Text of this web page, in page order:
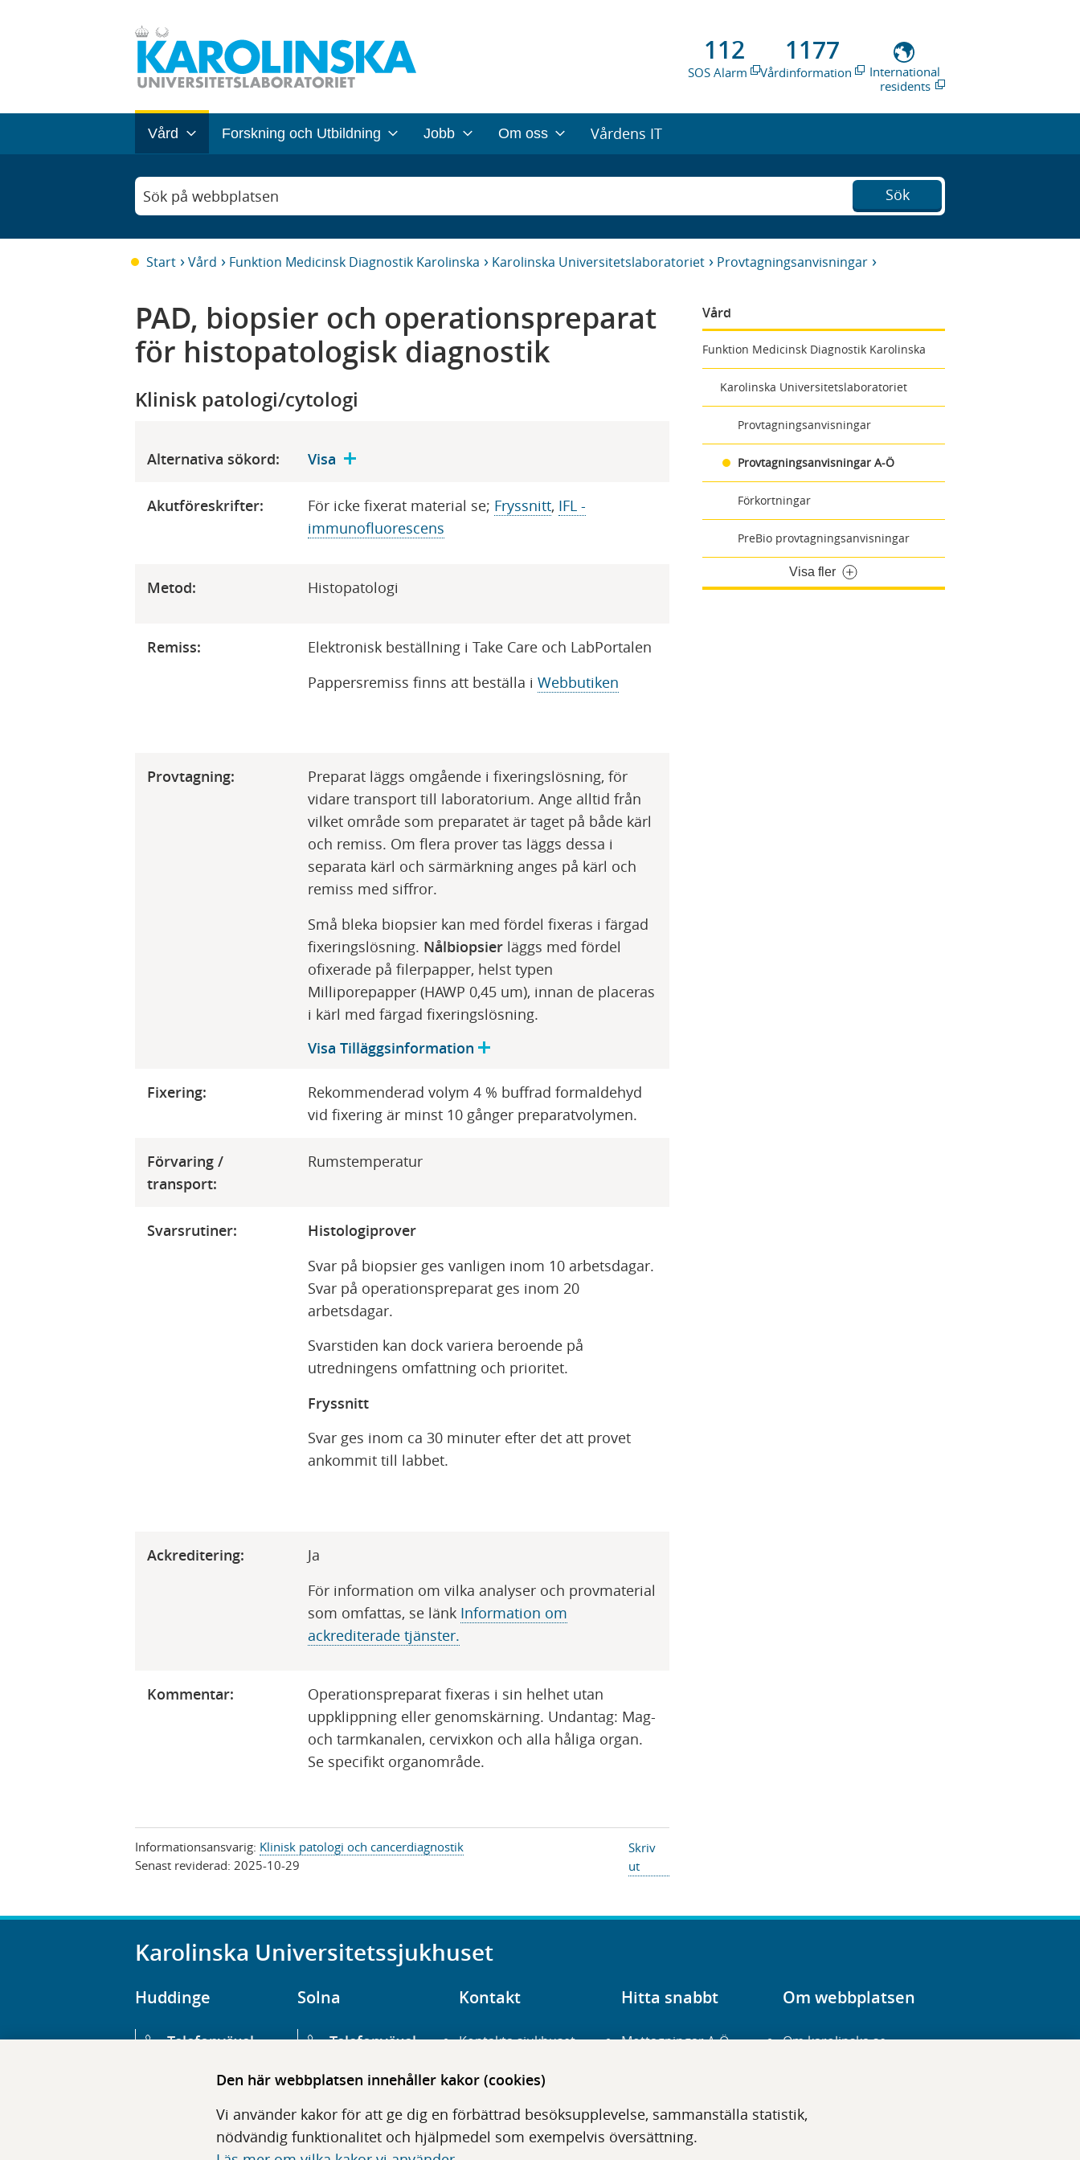
Den här webbplatsen innehåller kakor (cookies)
Vi använder kakor för att ge dig en förbättrad besöksupplevelse, sammanställa statistik,
nödvändig funktionalitet och hjälpmedel som exempelvis översättning.
112
SOS Alarm
1177
Vårdinformation
International
residents
Vård Forskning och Utbildning Jobb Om oss Vårdens IT
Sök på webbplatsen Sök
Start Vård Funktion Medicinsk Diagnostik Karolinska Karolinska Universitetslaboratoriet Provtagningsanvisningar
Vård
Funktion Medicinsk Diagnostik Karolinska
Karolinska Universitetslaboratoriet
Provtagningsanvisningar
Provtagningsanvisningar A-Ö
Förkortningar
PreBio provtagningsanvisningar
Visa fler
PAD, biopsier och operationspreparat
för histopatologisk diagnostik
Klinisk patologi/cytologi
Alternativa sökord: Visa
Akutföreskrifter: ​För icke fixerat material se; Fryssnitt​, IFL -
immunofluorescens
Metod: ​Histopatologi
Remiss:
​Elektronisk beställning i Take Care och LabPortalen
Pappersremiss finns att beställa i Webbutiken
Provtagning:
​Preparat läggs omgående i fixeringslösning, för
vidare transport till laboratorium. Ange alltid från
vilket område som preparatet är taget på både kärl
och remiss. Om flera prover tas läggs dessa i
separata kärl och särmärkning anges på kärl och
remiss med siffror.
Små bleka biopsier kan med fördel fixeras i färgad
fixeringslösning. Nålbiopsier läggs med fördel
ofixerade på filerpapper, helst typen
Milliporepapper (HAWP 0,45 um), innan de placeras
i kärl med färgad fixeringslösning.
Visa Tilläggsinformation
Fixering:
Rekommenderad volym 4 % buffrad formaldehyd
vid fixering är minst 10 gånger preparatvolymen.
Förvaring /
transport:
​Rumstemperatur
Svarsrutiner:
​Histologiprover
Svar på biopsier ges vanligen inom 10 arbetsdagar.
Svar på operationspreparat ges inom 20
arbetsdagar.
Svarstiden kan dock variera beroende på
utredningens omfattning och prioritet.
Fryssnitt
Svar ges inom ca 30 minuter efter det att provet
ankommit till labbet.
Ackreditering:
​Ja
För information om vilka analyser och provmaterial
som omfattas, se länk Information om
ackrediterade tjänster​​​​.
Kommentar:
​Operationspreparat fixeras i sin helhet utan
uppklippning eller genomskärning. Undantag: Mag-
och tarmkanalen, cervixkon och alla håliga organ.
Se specifikt organområde.
Informationsansvarig: Klinisk patologi och cancerdiagnostik
Senast reviderad: 2025-10-29
Skriv
ut
Karolinska Universitetssjukhuset
Huddinge
Telefonväxel
Hälsovägen 13
Solna
Telefonväxel
Huvudentré
Eugeniavägen 3
Kontakt
Kontakta sjukhuset
Hitta hit
Press
Hitta snabbt
Mottagningar A-Ö
Digitala tjänster
Om webbplatsen
Om karolinska.se
Tillgänglighet